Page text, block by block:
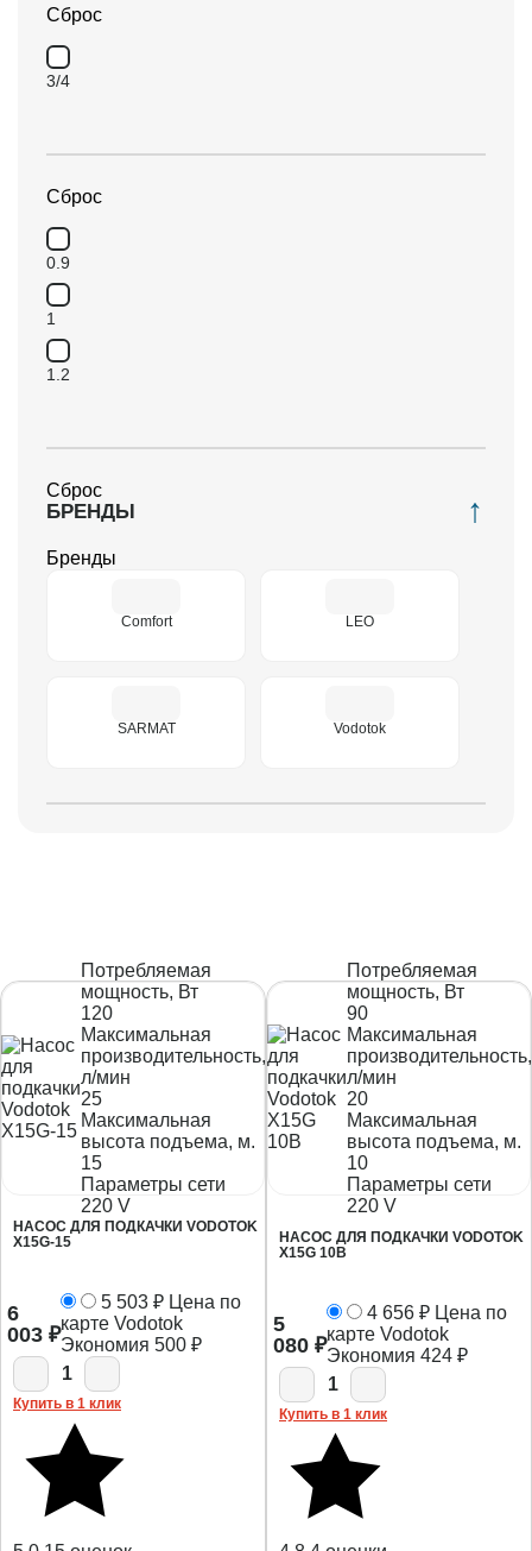
Сброс
3/4
Сброс
0.9
1
1.2
Сброс
БРЕНДЫ
Бренды
Comfort LEO
SARMAT Vodotok
Потребляемая
мощность, Вт
120
Максимальная
производительность,
л/мин
25
Максимальная
высота подъема, м.
15
Параметры сети
220 V
НАСОС ДЛЯ ПОДКАЧКИ VODOTOK
X15G-15
6
003 ₽
5 503 ₽ Цена по
карте Vodotok
Экономия 500 ₽
1
Купить в 1 клик
Потребляемая
мощность, Вт
90
Максимальная
производительность,
л/мин
20
Максимальная
высота подъема, м.
10
Параметры сети
220 V
НАСОС ДЛЯ ПОДКАЧКИ VODOTOK
X15G 10B
5
080 ₽
4 656 ₽ Цена по
карте Vodotok
Экономия 424 ₽
1
Купить в 1 клик